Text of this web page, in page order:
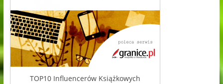
TOP10 Influencerów Książkowych